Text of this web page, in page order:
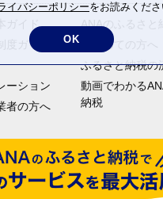
ガイド
度ガイド
ーション
者の方へ
ANAのふるさと
はじめての方へ
ふるさと納税の
動画でわかる
納税
イバシーポリシーをお読みくださ
OK